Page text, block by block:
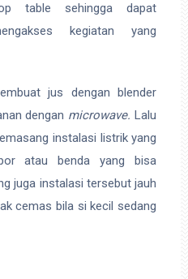
table sehingga dapat
kegiatan yang
jus dengan blender
dengan microwave. Lalu
instalasi listrik yang
atau benda yang bisa
juga instalasi tersebut jauh
cemas bila si kecil sedang